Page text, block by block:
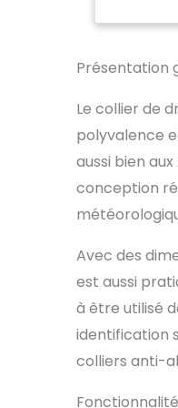
Présentation
Le collier de
polyvalence
aussi bien
conception
Avec des
est aussi
à être utilisé
identification
colliers anti-